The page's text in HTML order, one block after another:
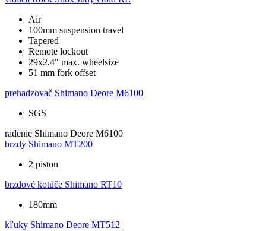
Air
100mm suspension travel
Tapered
Remote lockout
29x2.4" max. wheelsize
51 mm fork offset
prehadzovač Shimano Deore M6100
SGS
radenie Shimano Deore M6100
brzdy Shimano MT200
2 piston
brzdové kotúče Shimano RT10
180mm
kľuky Shimano Deore MT512